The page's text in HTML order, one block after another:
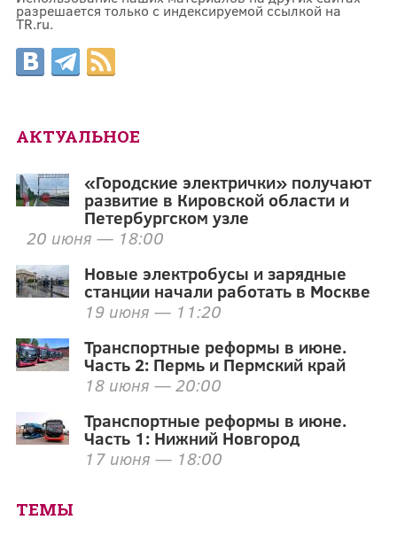
разрешается только с индексируемой ссылкой на
TR.ru.
АКТУАЛЬНОЕ
«Городские электрички» получают
развитие в Кировской области и
Петербургском узле
20 июня — 18:00
Новые электробусы и зарядные
станции начали работать в Москве
19 июня — 11:20
Транспортные реформы в июне.
Часть 2: Пермь и Пермский край
18 июня — 20:00
Транспортные реформы в июне.
Часть 1: Нижний Новгород
17 июня — 18:00
ТЕМЫ